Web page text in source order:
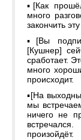
▪️[Как
много
закончить
▪️[Вы
[Кушнер]
сработает.
много
происходит.
▪️[На
мы
ничего не
произойдёт.